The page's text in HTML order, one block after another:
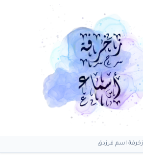
زخرفة اسم فرزدق